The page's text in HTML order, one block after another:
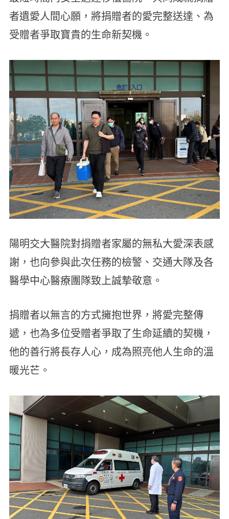
者遺愛人間心願，將捐贈者的愛完整送達、為
受贈者爭取寶貴的生命新契機。
陽明交大醫院對捐贈者家屬的無私大愛深表感
謝，也向參與此次任務的檢警、交通大隊及各
醫學中心醫療團隊致上誠摯敬意。
捐贈者以無言的方式擁抱世界，將愛完整傳
遞，也為多位受贈者爭取了生命延續的契機，
他的善行將長存人心，成為照亮他人生命的溫
暖光芒。